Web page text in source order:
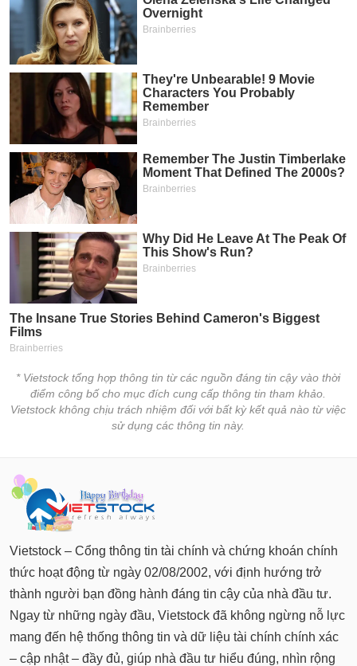
* Vietstock tổng hợp thông tin từ các nguồn đáng tin cậy vào thời
điểm công bố cho mục đích cung cấp thông tin tham khảo.
Vietstock không chịu trách nhiệm đối với bất kỳ kết quả nào từ việc
sử dụng các thông tin này.
Vietstock – Cổng thông tin tài chính và chứng khoán chính
thức hoạt động từ ngày 02/08/2002, với định hướng trở
thành người bạn đồng hành đáng tin cậy của nhà đầu tư.
Ngay từ những ngày đầu, Vietstock đã không ngừng nỗ lực
mang đến hệ thống thông tin và dữ liệu tài chính chính xác
– cập nhật – đầy đủ, giúp nhà đầu tư hiểu đúng, nhìn rộng